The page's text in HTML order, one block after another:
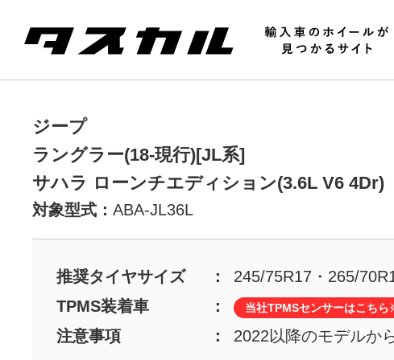
ジープ
ラングラー(18-現行)[JL系]
サハラ ローンチエディション(3.6L V6 4Dr)
対象型式： ABA-JL36L
推奨タイヤサイズ
245/75R17・265/
TPMS装着車
当社TPMSセンサーはこち
注意事項 2022以降のモデルか